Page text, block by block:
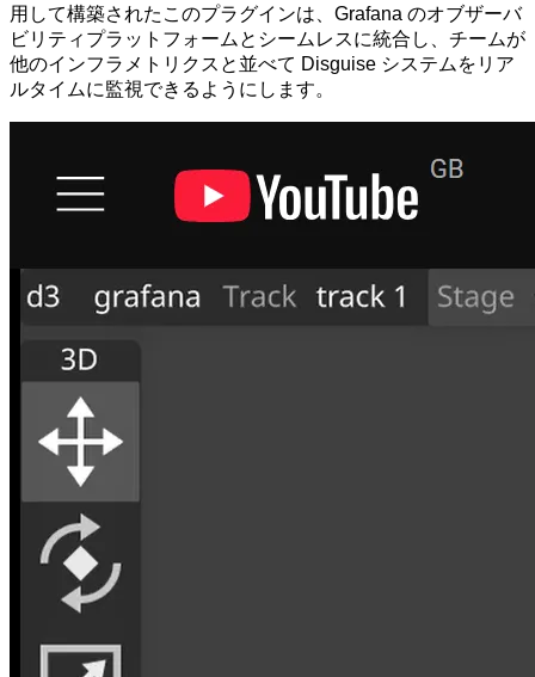
用して構築されたこのプラグインは、Grafana のオブザーバ
ビリティプラットフォームとシームレスに統合し、チームが
他のインフラメトリクスと並べて Disguise システムをリア
ルタイムに監視できるようにします。